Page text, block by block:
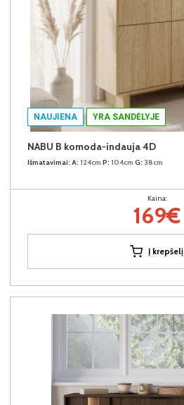
NAUJIENA YRA SANDĖLYJE
NABU B komoda-indauja 4D
Išmatavimai: A: 124cm P: 104cm G: 38cm
Kaina:
169€
Į krepšelį